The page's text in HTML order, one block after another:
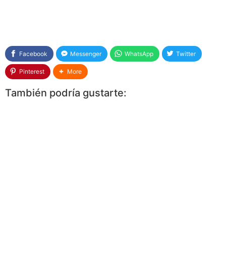
Facebook Messenger WhatsApp Twitter
Pinterest More
También podría gustarte: